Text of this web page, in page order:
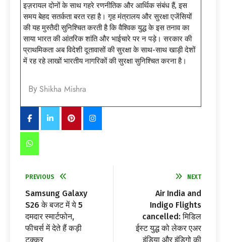
इज़रायल दोनों के साथ गहरे रणनीतिक और आर्थिक संबंध हैं, इस
समय बेहद सतर्कता बरत रहा है। गृह मंत्रालय और सुरक्षा एजेंसियों
की यह मुस्तैदी सुनिश्चित करती है कि वैश्विक युद्ध के इस तनाव का
साया भारत की आंतरिक शांति और भाईचारे पर न पड़े। सरकार की
प्राथमिकता अब विदेशी दूतावासों की सुरक्षा के साथ-साथ खाड़ी देशों
में रह रहे लाखों भारतीय नागरिकों की सुरक्षा सुनिश्चित करना है।
By Shikha Mishra
PREVIOUS
Samsung Galaxy
S26 के बजट में ये 5
दमदार स्मार्टफोन,
फीचर्स में देते हैं कड़ी
टक्कर
NEXT
Air India and
Indigo Flights
cancelled: मिडिल
ईस्ट युद्ध को लेकर एअर
इंडिया और इंडिगो की